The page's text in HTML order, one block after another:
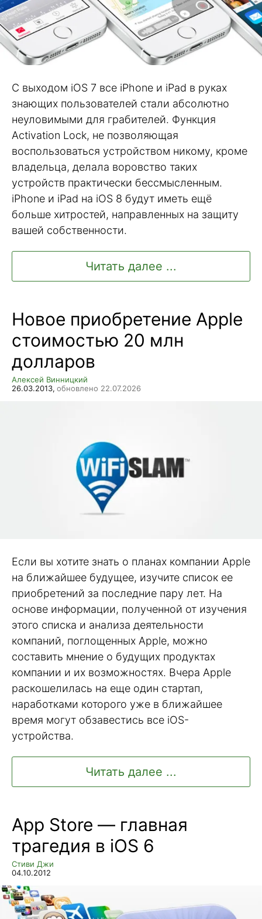
С выходом iOS 7 все iPhone и iPad в руках
знающих пользователей стали абсолютно
неуловимыми для грабителей. Функция
Activation Lock, не позволяющая
воспользоваться устройством никому, кроме
владельца, делала воровство таких
устройств практически бессмысленным.
iPhone и iPad на iOS 8 будут иметь ещё
больше хитростей, направленных на защиту
вашей собственности.
Читать далее ...
Новое приобретение Apple
стоимостью 20 млн
долларов
Алексей Винницкий
26.03.2013, обновлено 22.07.2026
Если вы хотите знать о планах компании Apple
на ближайшее будущее, изучите список ее
приобретений за последние пару лет. На
основе информации, полученной от изучения
этого списка и анализа деятельности
компаний, поглощенных Apple, можно
составить мнение о будущих продуктах
компании и их возможностях. Вчера Apple
раскошелилась на еще один стартап,
наработками которого уже в ближайшее
время могут обзавестись все iOS-
устройства.
Читать далее ...
App Store — главная
трагедия в iOS 6
Стиви Джи
04.10.2012